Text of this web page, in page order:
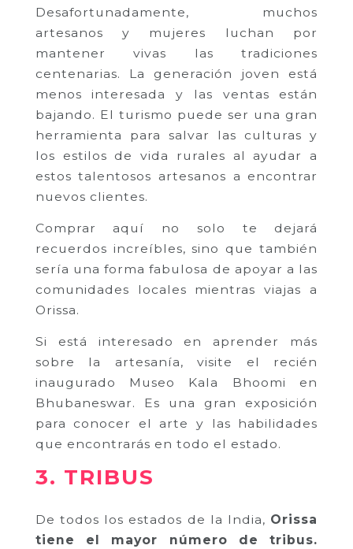
Desafortunadamente, muchos
artesanos y mujeres luchan por
mantener vivas las tradiciones
centenarias. La generación joven está
menos interesada y las ventas están
bajando. El turismo puede ser una gran
herramienta para salvar las culturas y
los estilos de vida rurales al ayudar a
estos talentosos artesanos a encontrar
nuevos clientes.
Comprar aquí no solo te dejará
recuerdos increíbles, sino que también
sería una forma fabulosa de apoyar a las
comunidades locales mientras viajas a
Orissa.
Si está interesado en aprender más
sobre la artesanía, visite el recién
inaugurado Museo Kala Bhoomi en
Bhubaneswar. Es una gran exposición
para conocer el arte y las habilidades
que encontrarás en todo el estado.
3. TRIBUS
De todos los estados de la India, Orissa
tiene el mayor número de tribus.